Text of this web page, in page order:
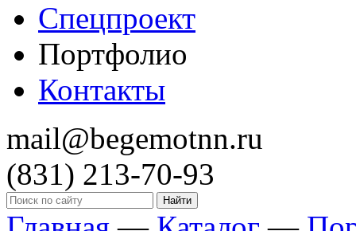
Спецпроект
Портфолио
Контакты
mail@begemotnn.ru
(831) 213-70-93